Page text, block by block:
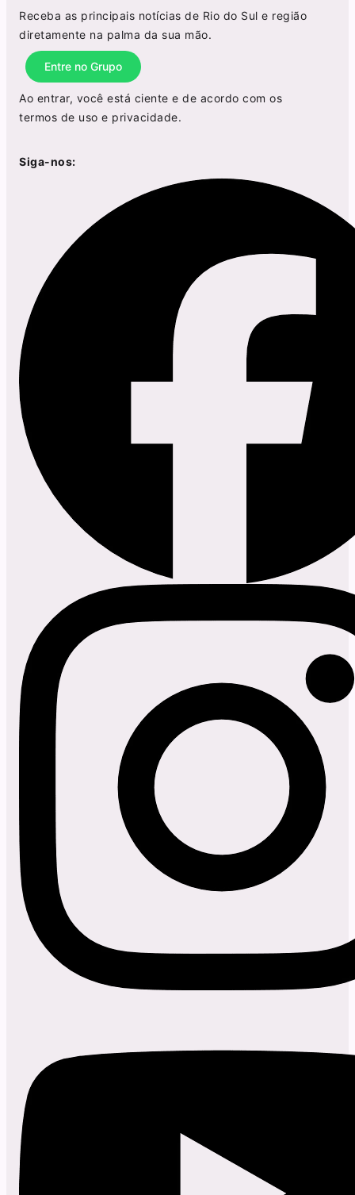
Receba as principais notícias de Rio do Sul e região
diretamente na palma da sua mão.
Entre no Grupo
Ao entrar, você está ciente e de acordo com os
termos de uso e privacidade.
Siga-nos: